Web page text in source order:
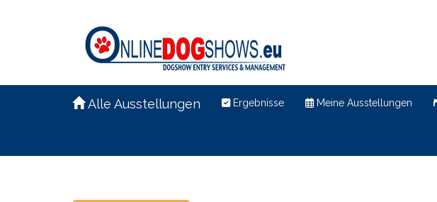
Alle Ausstellungen Ergebnisse Meine Ausstellungen